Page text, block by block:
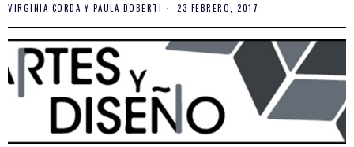
VIRGINIA CORDA Y PAULA DOBERTI 23 FEBRERO, 2017